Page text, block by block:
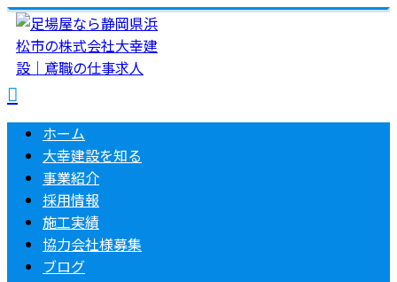
ホーム
大幸建設を知る
事業紹介
採用情報
施工実績
協力会社様募集
ブログ